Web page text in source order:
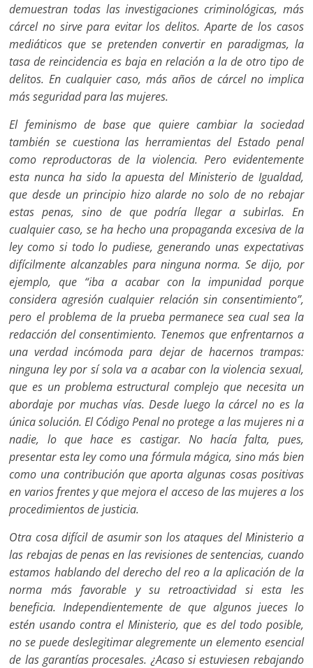
demuestran todas las investigaciones criminológicas, más
cárcel no sirve para evitar los delitos. Aparte de los casos
mediáticos que se pretenden convertir en paradigmas, la
tasa de reincidencia es baja en relación a la de otro tipo de
delitos. En cualquier caso, más años de cárcel no implica
más seguridad para las mujeres.
El feminismo de base que quiere cambiar la sociedad
también se cuestiona las herramientas del Estado penal
como reproductoras de la violencia. Pero evidentemente
esta nunca ha sido la apuesta del Ministerio de Igualdad,
que desde un principio hizo alarde no solo de no rebajar
estas penas, sino de que podría llegar a subirlas. En
cualquier caso, se ha hecho una propaganda excesiva de la
ley como si todo lo pudiese, generando unas expectativas
difícilmente alcanzables para ninguna norma. Se dijo, por
ejemplo, que “iba a acabar con la impunidad porque
considera agresión cualquier relación sin consentimiento”,
pero el problema de la prueba permanece sea cual sea la
redacción del consentimiento. Tenemos que enfrentarnos a
una verdad incómoda para dejar de hacernos trampas:
ninguna ley por sí sola va a acabar con la violencia sexual,
que es un problema estructural complejo que necesita un
abordaje por muchas vías. Desde luego la cárcel no es la
única solución. El Código Penal no protege a las mujeres ni a
nadie, lo que hace es castigar. No hacía falta, pues,
presentar esta ley como una fórmula mágica, sino más bien
como una contribución que aporta algunas cosas positivas
en varios frentes y que mejora el acceso de las mujeres a los
procedimientos de justicia.
Otra cosa difícil de asumir son los ataques del Ministerio a
las rebajas de penas en las revisiones de sentencias, cuando
estamos hablando del derecho del reo a la aplicación de la
norma más favorable y su retroactividad si esta les
beneficia. Independientemente de que algunos jueces lo
estén usando contra el Ministerio, que es del todo posible,
no se puede deslegitimar alegremente un elemento esencial
de las garantías procesales. ¿Acaso si estuviesen rebajando